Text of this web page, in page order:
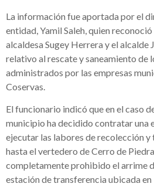
La información fue aportada por el
entidad, Yamil Saleh, quien
alcaldesa Sugey Herrera y el alcalde
relativo al rescate y saneamiento de
administrados por las empresas
Coservas.
El funcionario indicó que en el caso
municipio ha decidido contratar una
ejecutar las labores de recolección
hasta el vertedero de Cerro de
completamente prohibido el arrime
estación de transferencia ubicada